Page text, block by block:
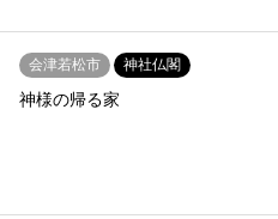
会津若松市 神社仏閣
神様の帰る家